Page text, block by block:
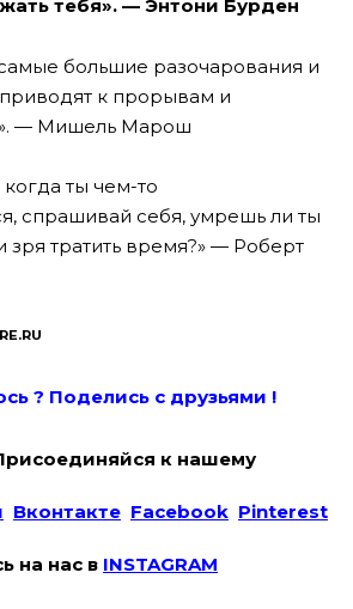
тебя». — Энтони Бурден
большие разочарования и
к прорывам и
— Мишель Марош
ты чем-то
спрашивай себя, умрешь ли ты
зря тратить время?» — Роберт
? Поделись с друзьями !
к нашему
Вконтакте Facebook Pinterest
на наc в INSTAGRAM